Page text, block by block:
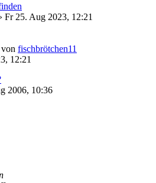
Fr 25. Aug 2023, 12:21
von fischbrötchen11
12:21
2006, 10:36